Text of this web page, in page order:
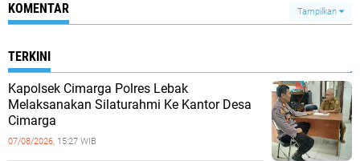
KOMENTAR Tampilkan
TERKINI
Kapolsek Cimarga Polres Lebak
Melaksanakan Silaturahmi Ke Kantor Desa
Cimarga
07/08/2026, 15:27 WIB